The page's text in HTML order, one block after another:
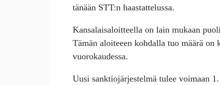
tänään STT:n haastattelussa.
Kansalaisaloitteella on lain mukaan
Tämän aloiteeen kohdalla tuo määrä on
vuorokaudessa.
Uusi sanktiojärjestelmä tulee voimaan